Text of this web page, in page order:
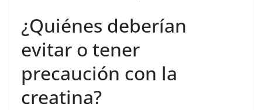
¿Quiénes deberían
evitar o tener
precaución con la
creatina?